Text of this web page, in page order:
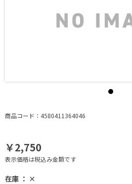
商品コード：4580411364046
￥2,750
表示価格は税込み金額です
在庫 ： ×